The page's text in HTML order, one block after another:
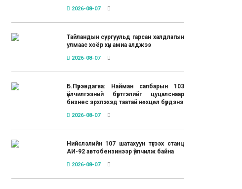
2026-08-07
Тайландын сургуульд гарсан халдлагын
улмаас хоёр хүн амиа алджээ
2026-08-07
Б.Пүрэвдагва: Найман салбарын 103
үйлчилгээний бүртгэлийг цуцалснаар
бизнес эрхлэхэд таатай нөхцөл бүрдэнэ
2026-08-07
Нийслэлийн 107 шатахуун түгээх станц
АИ-92 автобензинээр үйлчилж байна
2026-08-07